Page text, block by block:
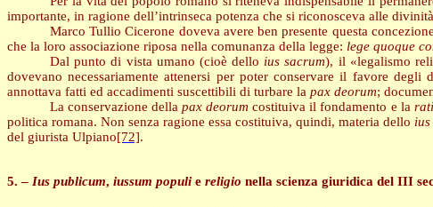
importante, in ragione dell’intrinseca potenza che si riconosceva alle divinità
Marco Tullio Cicerone doveva avere ben presente questa
che la loro associazione riposa nella comunanza della legge: lege quoque
Dal punto di vista umano (cioè dello ius sacrum), il «legalismo
dovevano necessariamente attenersi per poter conservare il favore
annottava fatti ed accadimenti suscettibili di turbare la pax deorum;
La conservazione dellapax deorum costituiva il fondamento e la
politica romana. Non senza ragione essa costituiva, quindi, materia dello ius
del giurista Ulpiano[72].
5. – Ius publicum, iussum populi e religio nella scienza giuridica del III